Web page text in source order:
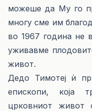
можеше да Му го
многу сме им
во 1967 година не
уживавме
живот.
Дедо Тимотеј ѝ
епископи, која
црковниот